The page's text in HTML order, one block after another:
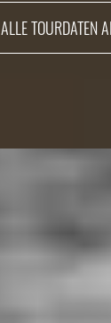
ALLE TOURDATEN